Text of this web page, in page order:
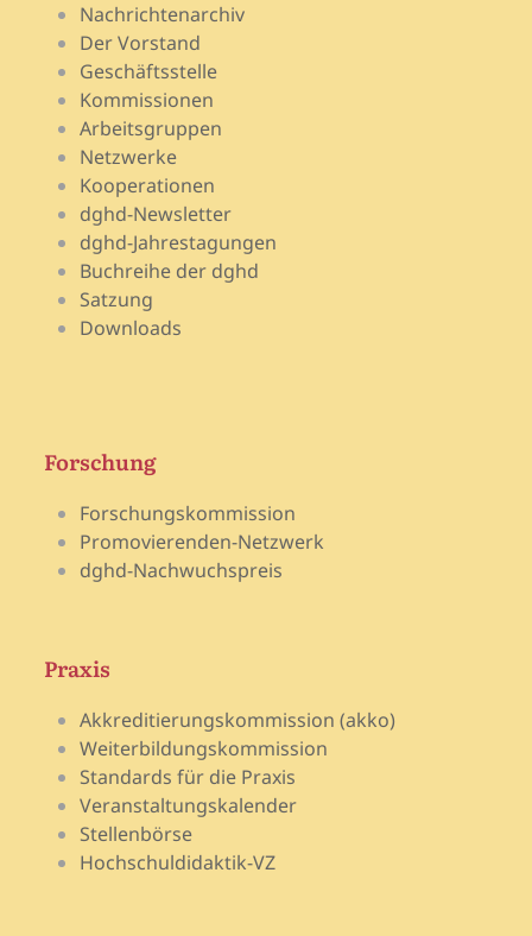
Nachrichtenarchiv
Der Vorstand
Geschäftsstelle
Kommissionen
Arbeitsgruppen
Netzwerke
Kooperationen
dghd-Newsletter
dghd-Jahrestagungen
Buchreihe der dghd
Satzung
Downloads
Forschung
Forschungskommission
Promovierenden-Netzwerk
dghd-Nachwuchspreis
Praxis
Akkreditierungskommission (akko)
Weiterbildungskommission
Standards für die Praxis
Veranstaltungskalender
Stellenbörse
Hochschuldidaktik-VZ